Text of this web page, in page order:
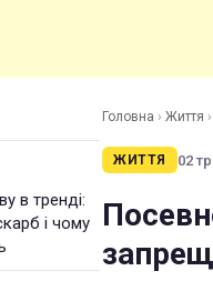
в тренді:
і чому
Головна › Життя ›
ЖИТТЯ 02